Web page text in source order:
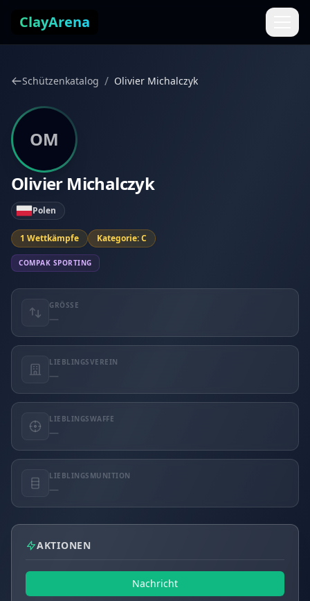
ClayArena
Schützenkatalog / Olivier Michalczyk
OM
Olivier Michalczyk
Polen
1 Wettkämpfe Kategorie: C
COMPAK SPORTING
GRÖSSE
—
LIEBLINGSVEREIN
—
LIEBLINGSWAFFE
—
LIEBLINGSMUNITION
—
AKTIONEN
Nachricht